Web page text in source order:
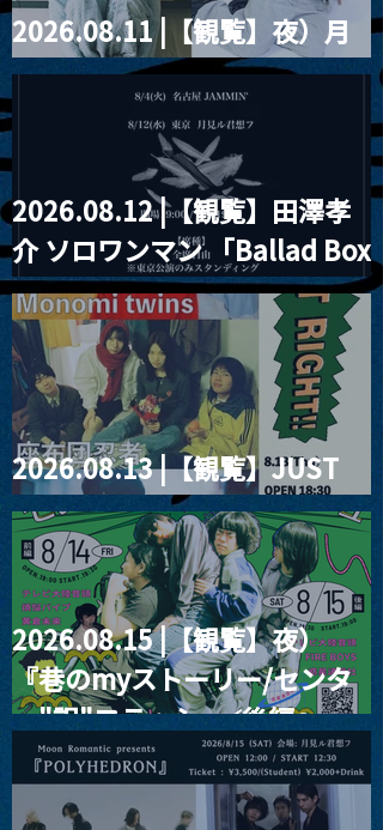
2026.08.11 |【観覧】夜）月
見ル君想フpre. Sugar Shock
2026.08.12 |【観覧】田澤孝
介 ソロワンマン 「Ballad Box
2026」
2026.08.13 |【観覧】JUST
RIGHT!! vol.26
2026.08.15 |【観覧】夜）
『巷のmyストーリー/センタ
ー"訳"フラッシュ⚡️後編』